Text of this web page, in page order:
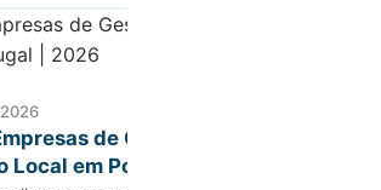
de Gestão de
Local em Portugal | 2026